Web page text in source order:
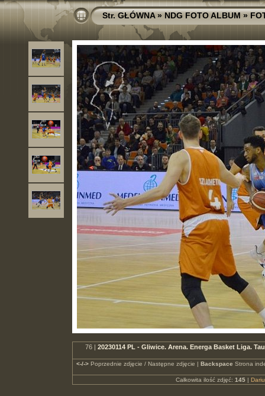
Str. GŁÓWNA»NDG FOTO ALBUM»
76 | 20230114 PL - Gliwice. Arena. Energa Basket Liga.
<-/->Poprzednie zdjęcie / Następne zdjęcie | Backspace Strona
Całkowita ilość zdjęć: 145|